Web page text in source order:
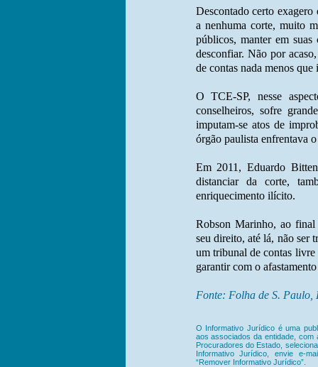
Descontado certo
a nenhuma corte, muito
públicos, manter em
desconfiar. Não por
de contas nada menos
O TCE-SP, nesse
conselheiros, sofre
imputam-se atos de
órgão paulista enfrentava
Em 2011, Eduardo
distanciar da corte,
enriquecimento ilícito.
Robson Marinho, ao final
seu direito, até lá, não ser
um tribunal de contas livre
garantir com o
Fonte: Folha de S.
O Informativo Jurídico é uma
aos associados da entidade,
Procuradores do Estado,
Informativo Jurídico, envie e-
“Remover Informativo Jurídico”.